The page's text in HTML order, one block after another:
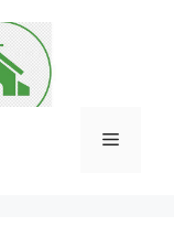
Menu